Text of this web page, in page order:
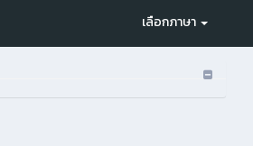
เลือกภาษา